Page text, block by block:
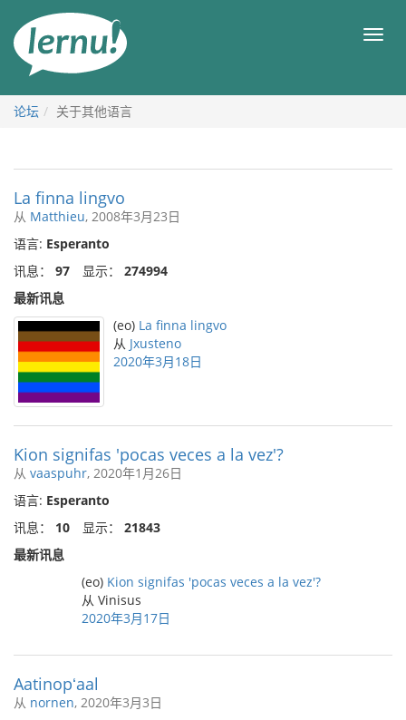
目
论坛 关于其他语言
La finna lingvo
从 Matthieu, 2008年3月23日
语言: Esperanto
讯息： 97 显示： 274994
最新讯息
(eo) La finna lingvo
从 Jxusteno
2020年3月18日
Kion signifas 'pocas veces a la vez'?
从 vaaspuhr, 2020年1月26日
语言: Esperanto
讯息： 10 显示： 21843
最新讯息
(eo) Kion signifas 'pocas veces a la vez'?
从 Vinisus
2020年3月17日
Aatinopʻaal
从 nornen, 2020年3月3日